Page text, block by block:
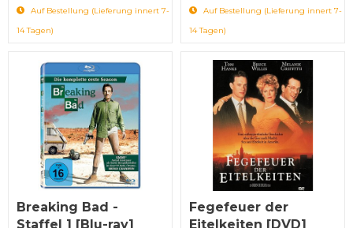
Auf Bestellung (Lieferung innert 7-
14 Tagen)
Auf Bestellung (Lieferung innert 7-
14 Tagen)
Breaking Bad -
Staffel 1 [Blu-ray]
Fegefeuer der
Eitelkeiten [DVD]